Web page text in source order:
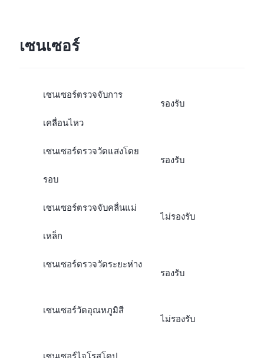
เซนเซอร์
เซนเซอร์ตรวจจับการ
เคลื่อนไหว
รองรับ
เซนเซอร์ตรวจวัดแสงโดย
รอบ
รองรับ
เซนเซอร์ตรวจจับคลื่นแม่
เหล็ก
ไม่รองรับ
เซนเซอร์ตรวจวัดระยะห่าง
รองรับ
เซนเซอร์วัดอุณหภูมิสี
ไม่รองรับ
เซนเซอร์ไจโรสโคป